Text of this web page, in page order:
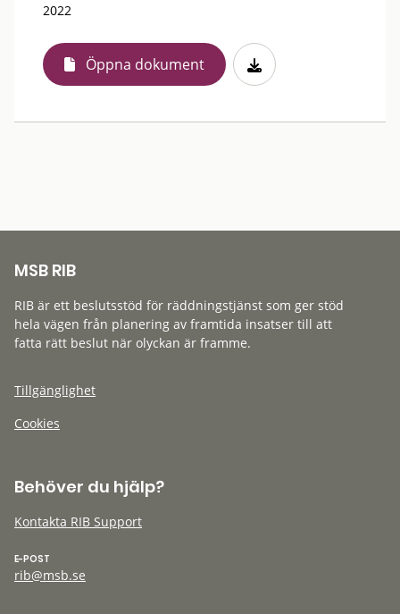
2022
Öppna dokument
MSB RIB
RIB är ett beslutsstöd för räddningstjänst som ger stöd
hela vägen från planering av framtida insatser till att
fatta rätt beslut när olyckan är framme.
Tillgänglighet
Cookies
Behöver du hjälp?
Kontakta RIB Support
E-POST
rib@msb.se